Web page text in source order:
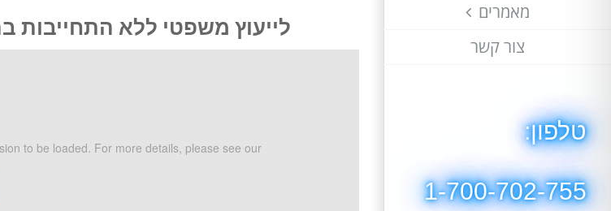
מאמרים
צור קשר
טלפון:
1-700-702-755
לייעוץ משפטי ללא התחייבות
to be loaded. For more details, please see our